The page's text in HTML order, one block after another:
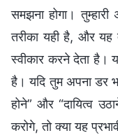
समझना होगा।
तरीका यही है, और
स्वीकार करने देता है।
है। यदि तुम अपना डर
होने” और “दायित्व
करोगे, तो क्या यह